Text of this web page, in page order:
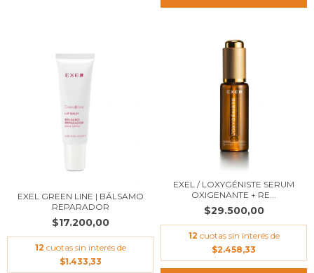
EXEL GREEN LINE | BÁLSAMO
REPARADOR
$17.200,00
12 cuotas sin interés de
$1.433,33
EXEL / LOXYGÉNISTE SERUM
OXIGENANTE + RE...
$29.500,00
12 cuotas sin interés de
$2.458,33